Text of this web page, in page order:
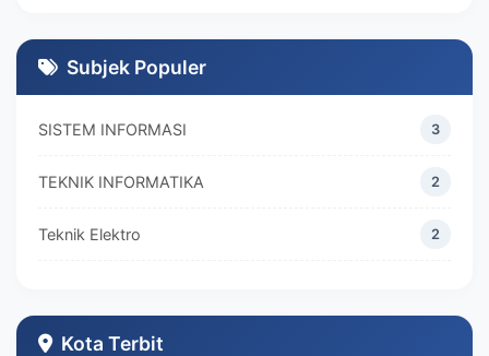
DIVA MARISKA;
Subjek Populer
SISTEM INFORMASI 3
TEKNIK INFORMATIKA 2
Teknik Elektro 2
Teknik Industri
Kota Terbit